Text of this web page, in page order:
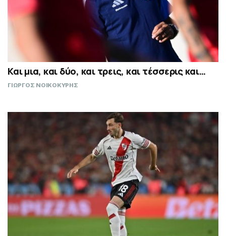
Και μια, και δύο, και τρεις, και τέσσερις και…
ΓΙΩΡΓΟΣ ΝΟΙΚΟΚΥΡΗΣ